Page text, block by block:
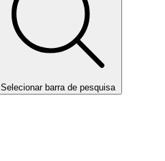
Selecionar barra de pesquisa